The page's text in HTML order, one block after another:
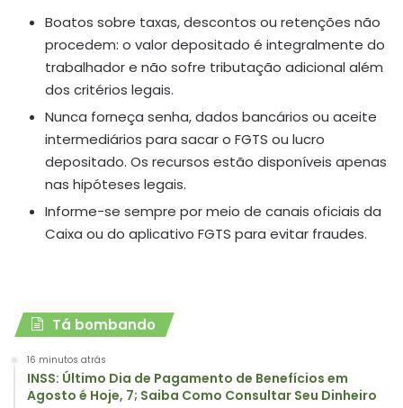
Boatos sobre taxas, descontos ou retenções não
procedem: o valor depositado é integralmente do
trabalhador e não sofre tributação adicional além
dos critérios legais.
Nunca forneça senha, dados bancários ou aceite
intermediários para sacar o FGTS ou lucro
depositado. Os recursos estão disponíveis apenas
nas hipóteses legais.
Informe-se sempre por meio de canais oficiais da
Caixa ou do aplicativo FGTS para evitar fraudes.
Tá bombando
16 minutos atrás
INSS: Último Dia de Pagamento de Benefícios em
Agosto é Hoje, 7; Saiba Como Consultar Seu Dinheiro